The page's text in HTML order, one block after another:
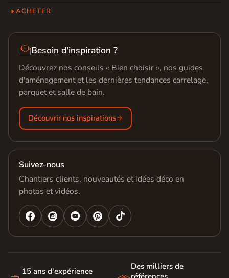
ACHETER
Besoin d'inspiration ?
Découvrez nos conseils « Bien choisir », nos guides
d'aménagement et les dernières tendances carrelage,
parquet et salle de bain.
Découvrir nos inspirations
Suivez-nous
Chantiers clients, nouveautés et idées déco en
photos et vidéos.
   
15 ans d'expérience
Des milliers de